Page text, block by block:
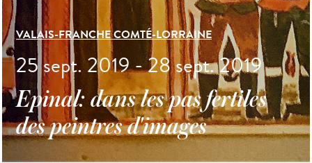
VALAIS-FRANCHE COMTÉ-LORRAINE
25 sept. 2019 - 28 sept. 2019
Epinal: dans les pas fertiles
des peintres d'images